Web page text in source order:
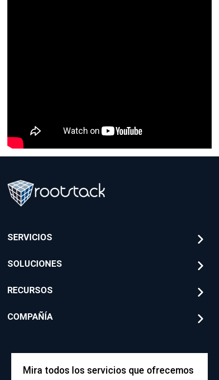
SERVICIOS
SOLUCIONES
RECURSOS
COMPAÑÍA
Mira todos los servicios que ofrecemos